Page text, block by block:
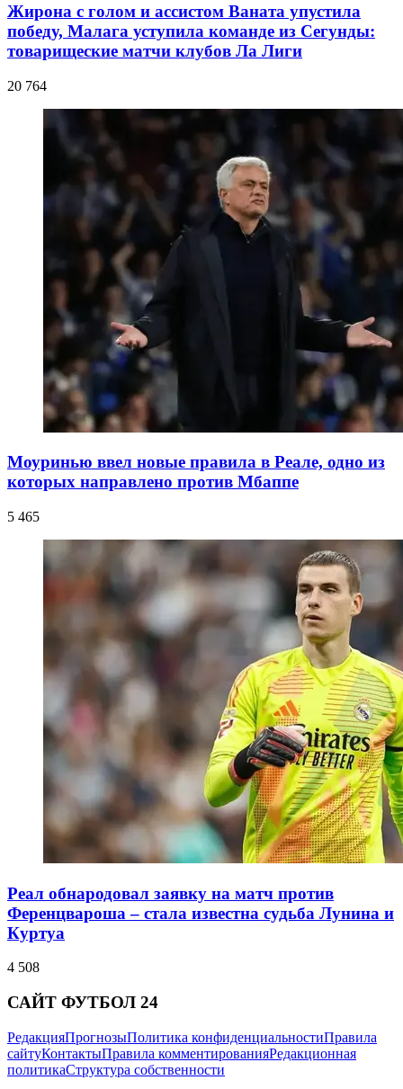
Жирона с голом и ассистом Ваната упустила
победу, Малага уступила команде из Сегунды:
товарищеские матчи клубов Ла Лиги
20 764
Моуринью ввел новые правила в Реале, одно из
которых направлено против Мбаппе
5 465
Реал обнародовал заявку на матч против
Ференцвароша – стала известна судьба Лунина и
Куртуа
4 508
САЙТ ФУТБОЛ 24
РедакцияПрогнозыПолитика конфиденциальностиПравила
сайтуКонтактыПравила комментированияРедакционная
политикаСтруктура собственности